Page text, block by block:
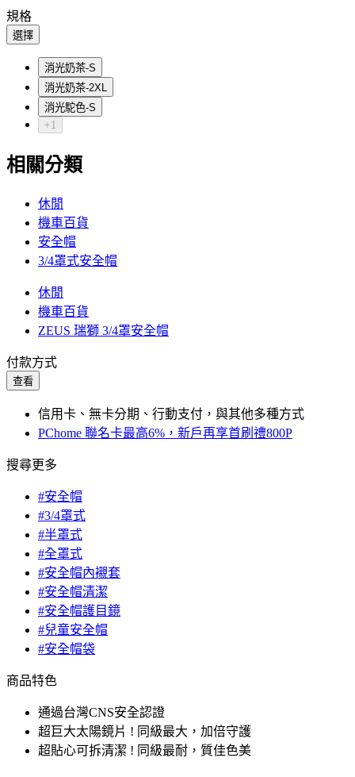
規格
選擇
消光奶茶-S
消光奶茶-2XL
消光駝色-S
+1
相關分類
休閒
機車百貨
安全帽
3/4罩式安全帽
休閒
機車百貨
ZEUS 瑞獅 3/4罩安全帽
付款方式
查看
信用卡、無卡分期、行動支付，與其他多種方式
PChome 聯名卡最高6%，新戶再享首刷禮800P
搜尋更多
#安全帽
#3/4罩式
#半罩式
#全罩式
#安全帽內襯套
#安全帽清潔
#安全帽護目鏡
#兒童安全帽
#安全帽袋
商品特色
通過台灣CNS安全認證
超巨大太陽鏡片 ! 同級最大，加倍守護
超貼心可拆清潔 ! 同級最耐，質佳色美